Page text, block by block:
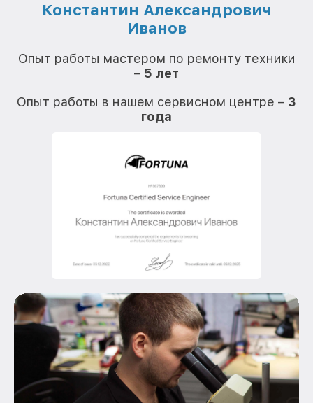
Константин Александрович
Иванов
Опыт работы мастером по ремонту техники
– 5 лет
Опыт работы в нашем сервисном центре – 3
года